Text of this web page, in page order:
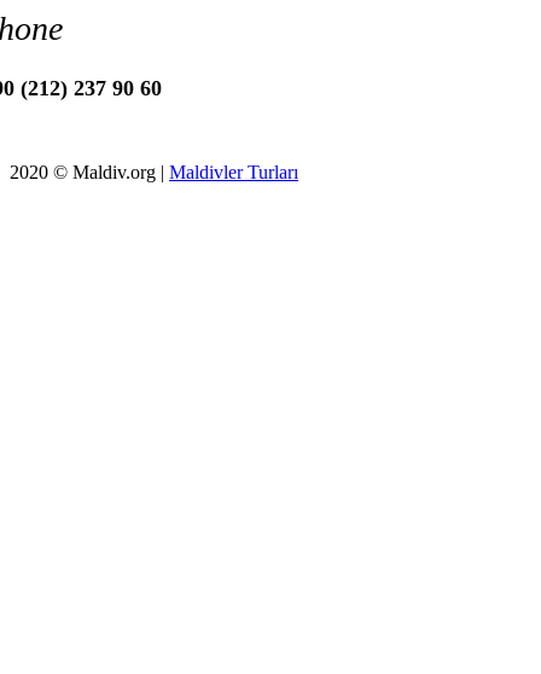
(212) 237 90 60
2020 © Maldiv.org | Maldivler Turları